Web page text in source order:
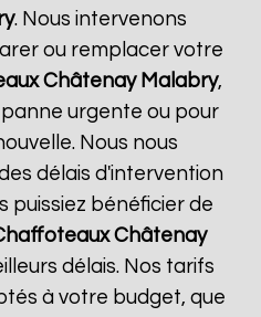
. Nous intervenons
ou remplacer votre
Châtenay Malabry,
urgente ou pour
Nous nous
délais d'intervention
puissiez bénéficier de
Châtenay
délais. Nos tarifs
à votre budget, que